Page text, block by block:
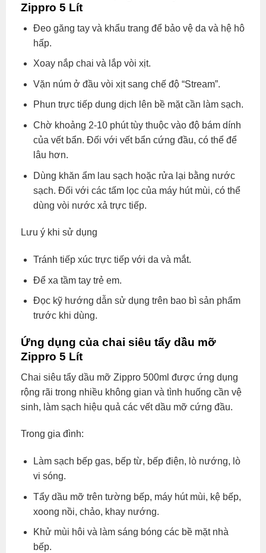
Zippro 5 Lít
Đeo găng tay và khẩu trang để bảo vệ da và hệ hô
hấp.
Xoay nắp chai và lắp vòi xịt.
Vặn núm ở đầu vòi xịt sang chế độ “Stream”.
Phun trực tiếp dung dịch lên bề mặt cần làm sạch.
Chờ khoảng 2-10 phút tùy thuộc vào độ bám dính
của vết bẩn. Đối với vết bẩn cứng đầu, có thể để
lâu hơn.
Dùng khăn ẩm lau sạch hoặc rửa lại bằng nước
sạch. Đối với các tấm lọc của máy hút mùi, có thể
dùng vòi nước xả trực tiếp.
Lưu ý khi sử dụng
Tránh tiếp xúc trực tiếp với da và mắt.
Để xa tầm tay trẻ em.
Đọc kỹ hướng dẫn sử dụng trên bao bì sản phẩm
trước khi dùng.
Ứng dụng của chai siêu tẩy dầu mỡ
Zippro 5 Lít
Chai siêu tẩy dầu mỡ Zippro 500ml được ứng dụng
rộng rãi trong nhiều không gian và tình huống cần vệ
sinh, làm sạch hiệu quả các vết dầu mỡ cứng đầu.
Trong gia đình:
Làm sạch bếp gas, bếp từ, bếp điện, lò nướng, lò
vi sóng.
Tẩy dầu mỡ trên tường bếp, máy hút mùi, kệ bếp,
xoong nồi, chảo, khay nướng.
Khử mùi hôi và làm sáng bóng các bề mặt nhà
bếp.